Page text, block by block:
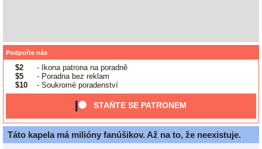
Podpořte nás
$2
- Ikona patrona na poradně
$5
- Poradna bez reklam
$10
- Soukromé poradenství
STAŇTE SE PATRONEM
Táto kapela má milióny fanúšikov. Až na to, že neexistuje.